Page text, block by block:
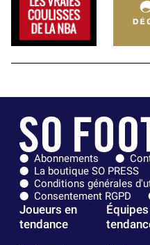
Abonnements
La boutique SO PRESS
Conditions générales
Consentement RGPD
Joueurs en
tendance